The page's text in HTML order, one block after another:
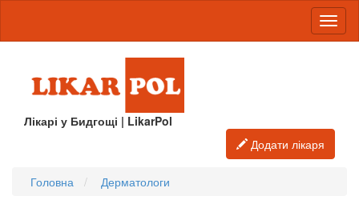
Лікарі у Бидгощі | LikarPol
Додати лікаря
Головна Дерматологи